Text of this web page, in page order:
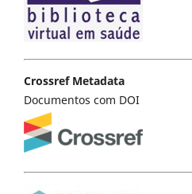
Crossref Metadata
Documentos com DOI